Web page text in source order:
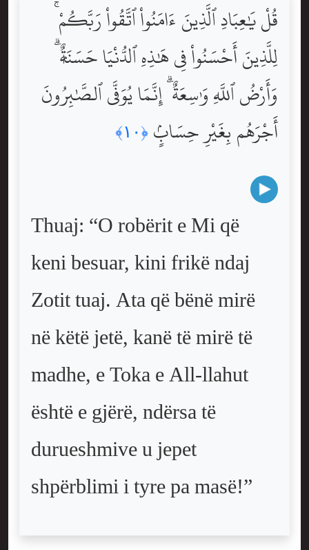
قُلْ يَٰعِبَادِ ٱلَّذِينَ ءَامَنُواْ ٱتَّقُواْ رَبَّكُمْ ۚ
لِلَّذِينَ أَحْسَنُواْ فِى هَٰذِهِ ٱلدُّنْيَا حَسَنَةٌۭ ۗ
وَأَرْضُ ٱللَّهِ وَٰسِعَةٌ ۗ إِنَّمَا يُوَفَّى ٱلصَّٰبِرُونَ
أَجْرَهُم بِغَيْرِ حِسَابٍۢ ﴿١٠﴾
Thuaj: “O robërit e Mi që
keni besuar, kini frikë ndaj
Zotit tuaj. Ata që bënë mirë
në këtë jetë, kanë të mirë të
madhe, e Toka e All-llahut
është e gjërë, ndërsa të
durueshmive u jepet
shpërblimi i tyre pa masë!”